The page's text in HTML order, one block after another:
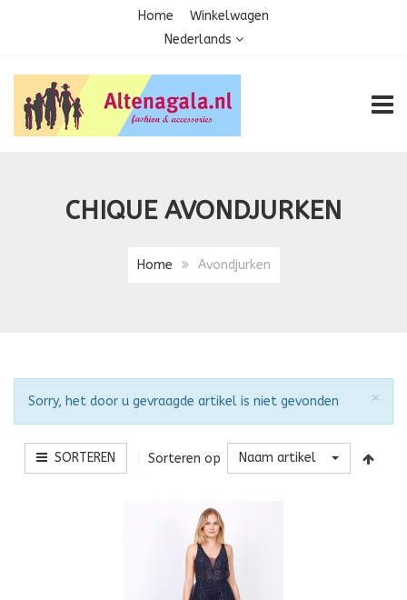
Home
Winkelwagen
Nederlands
CHIQUE AVONDJURKEN
Home Avondjurken
×
Attentie
Sorry, het door u gevraagde artikel is niet gevonden
SORTEREN Sorteren op Naam artikel